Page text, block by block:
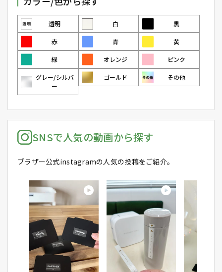
透明 白 黒
赤 青 黄
緑 オレンジ ピンク
グレー/シルバ
ー
ゴールド その他
SNSで人気の動画から探す
ブラザー公式instagramの人気の投稿をご紹介。